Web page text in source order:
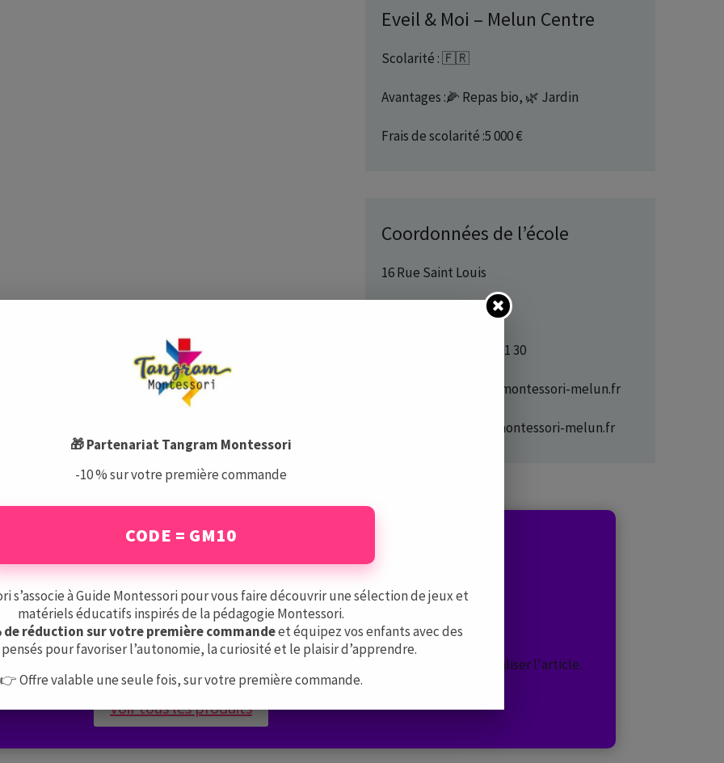
Eveil & Moi – Melun Centre
Scolarité : 🇫🇷
Avantages :🌽 Repas bio, 🌿 Jardin
Frais de scolarité :5 000 €
Coordonnées de l’école
16 Rue Saint Louis
Téléphone : 07 81 41 01 30
E-mail : eveiletmoi@montessori-melun.fr
Site internet : www.montessori-melun.fr
produits pourraient vous intéresser
Aucun résultat
d'affiner votre recherche ou utilisez le panneau de navigation ci-dessus pour localiser l'article.
Voir tous les produits
🎁 Partenariat Tangram Montessori
-10 % sur votre première commande
CODE = GM10
s’associe à Guide Montessori pour vous faire découvrir une sélection de jeux et
matériels éducatifs inspirés de la pédagogie Montessori.
de réduction sur votre première commandeet équipez vos enfants avec des
pour favoriser l’autonomie, la curiosité et le plaisir d’apprendre.
👉 Offre valable une seule fois, sur votre première commande.